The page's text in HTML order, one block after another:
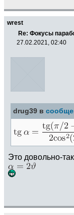
wrest
Re: Фокусы
27.02.2021, 02:40
drug39 в
Это довольно-